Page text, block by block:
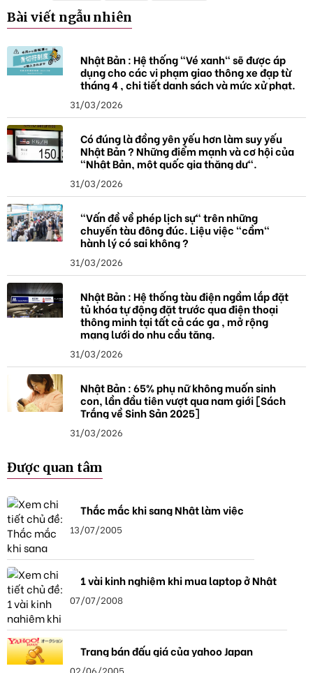
k
h
a
Bài viết ngẫu nhiên
Nhật Bản : Hệ thống "Vé xanh" sẽ được áp
dụng cho các vi phạm giao thông xe đạp từ
tháng 4 , chi tiết danh sách và mức xử phạt.
31/03/2026
Có đúng là đồng yên yếu hơn làm suy yếu
Nhật Bản ? Những điểm mạnh và cơ hội của
"Nhật Bản, một quốc gia thặng dư".
31/03/2026
"Vấn đề về phép lịch sự" trên những
chuyến tàu đông đúc. Liệu việc "cầm"
hành lý có sai không ?
31/03/2026
Nhật Bản : Hệ thống tàu điện ngầm lắp đặt
tủ khóa tự động đặt trước qua điện thoại
thông minh tại tất cả các ga , mở rộng
mạng lưới do nhu cầu tăng.
31/03/2026
Nhật Bản : 65% phụ nữ không muốn sinh
con, lần đầu tiên vượt qua nam giới [Sách
Trắng về Sinh Sản 2025]
31/03/2026
Được quan tâm
Thắc mắc khi sang Nhật làm việc
13/07/2005
1 vài kinh nghiệm khi mua laptop ở Nhật
07/07/2008
Trang bán đấu giá của yahoo Japan
02/06/2005